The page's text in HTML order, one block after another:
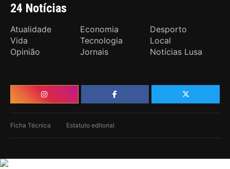
24 Notícias
Atualidade Economia
Desporto
Vida
Tecnologia
Local
Opinião
Jornais Notícias Lusa
Ficha Técnica Estatuto editorial